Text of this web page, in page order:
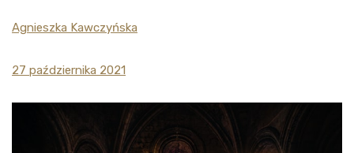
Agnieszka Kawczyńska
27 października 2021